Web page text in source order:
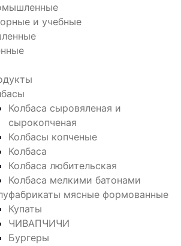
и учебные
Колбаса сыровяленая и
сырокопченая
Колбасы копченые
Колбаса
Колбаса любительская
Колбаса мелкими батонами
мясные формованные
Купаты
ЧИВАПЧИЧИ
Бургеры